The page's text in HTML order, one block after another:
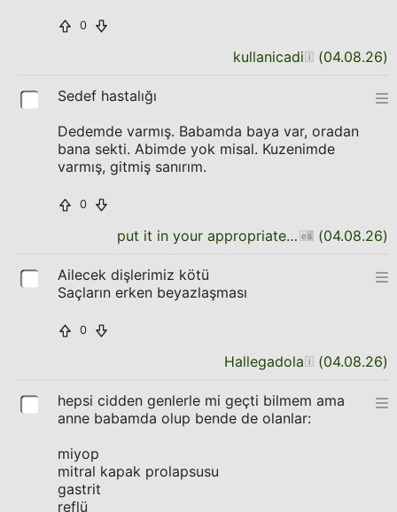
0
kullanicadi (04.08.26)
Sedef hastalığı
Dedemde varmış. Babamda baya var, oradan
bana sekti. Abimde yok misal. Kuzenimde
varmış, gitmiş sanırım.
0
put it in your appropriate place (04.08.26)
Ailecek dişlerimiz kötü
Saçların erken beyazlaşması
0
Hallegadola (04.08.26)
hepsi cidden genlerle mi geçti bilmem ama
anne babamda olup bende de olanlar:
miyop
mitral kapak prolapsusu
gastrit
reflü